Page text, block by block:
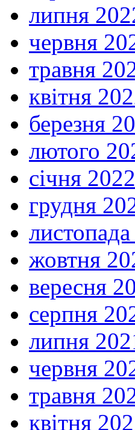
липня
червня
травня
квітня
березня
лютого
січня
грудня
жовтня
вересня
серпня
липня
червня
травня
квітня